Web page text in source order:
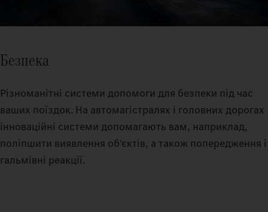
Безпека
Різноманітні системи допомоги для безпеки під час
ваших поїздок. На автомагістралях і головних дорогах
інноваційні системи допомагають вам, наприклад,
поліпшити виявлення об'єктів, а також попередження і
гальмівні реакції.